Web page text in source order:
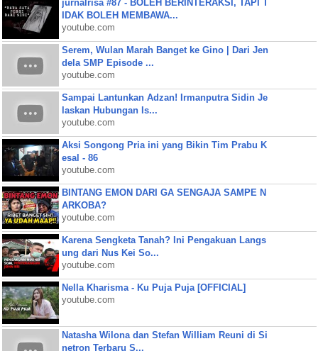
jurnalrisa #87 - BOLEH BERINTERAKSI, TAPI T
IDAK BOLEH MEMBAWA...
youtube.com
Serem, Wulan Marah Banget ke Gino | Dari Jen
dela SMP Episode ...
youtube.com
Sampai Lantunkan Adzan! Irmanputra Sidin Je
laskan Hubungan Is...
youtube.com
Aksi Songong Pria ini yang Bikin Tim Prabu K
esal - 86
youtube.com
BINTANG EMON DARI GA SENGAJA SAMPE N
ARKOBA?
youtube.com
Karena Sengketa Tanah? Ini Pengakuan Langs
ung dari Nus Kei So...
youtube.com
Nella Kharisma - Ku Puja Puja [OFFICIAL]
youtube.com
Natasha Wilona dan Stefan William Reuni di Si
netron Terbaru S...